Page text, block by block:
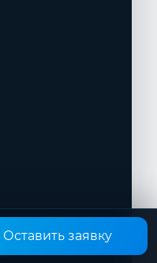
Оставить заявку